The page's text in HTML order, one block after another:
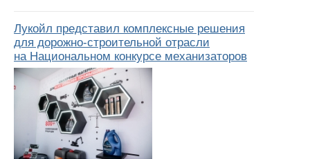
Лукойл представил комплексные решения
для дорожно-строительной отрасли
на Национальном конкурсе механизаторов